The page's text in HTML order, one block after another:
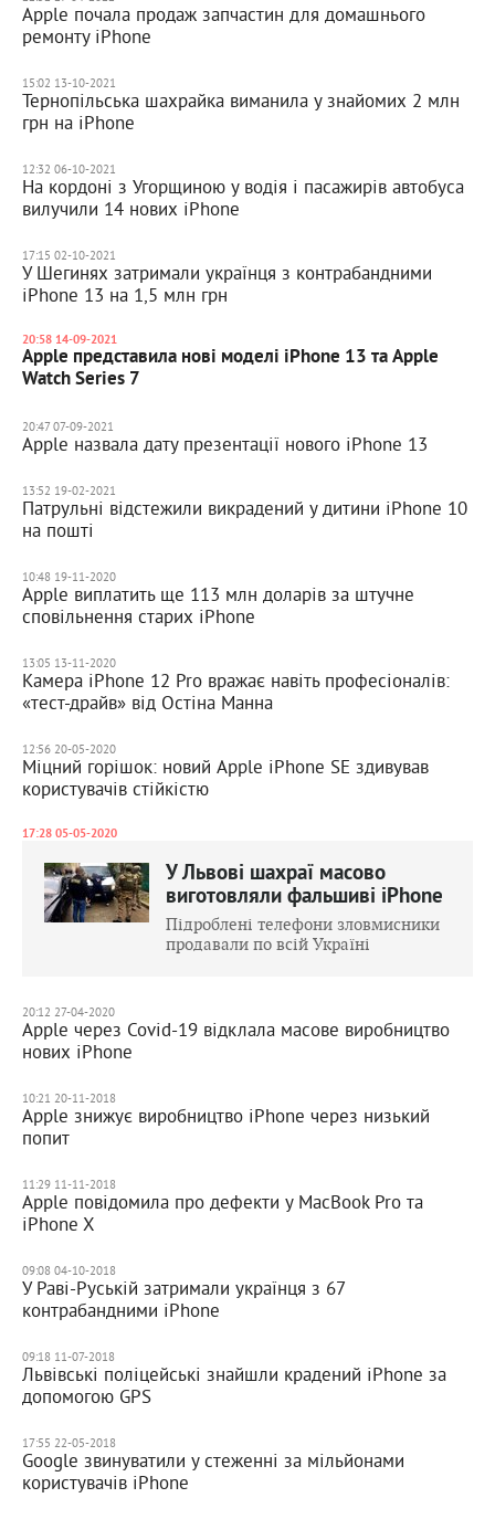
Apple почала продаж запчастин для домашнього
ремонту iPhone
15:02 13-10-2021
Тернопільська шахрайка виманила у знайомих 2 млн
грн на iPhone
12:32 06-10-2021
На кордоні з Угорщиною у водія і пасажирів автобуса
вилучили 14 нових iPhone
17:15 02-10-2021
У Шегинях затримали українця з контрабандними
iPhone 13 на 1,5 млн грн
20:58 14-09-2021
Apple представила нові моделі iPhone 13 та Apple
Watch Series 7
20:47 07-09-2021
Apple назвала дату презентації нового iPhone 13
13:52 19-02-2021
Патрульні відстежили викрадений у дитини iPhone 10
на пошті
10:48 19-11-2020
Apple виплатить ще 113 млн доларів за штучне
сповільнення старих iPhone
13:05 13-11-2020
Камера iPhone 12 Pro вражає навіть професіоналів:
«тест-драйв» від Остіна Манна
12:56 20-05-2020
Міцний горішок: новий Apple iPhone SE здивував
користувачів стійкістю
17:28 05-05-2020
У Львові шахраї масово
виготовляли фальшиві iPhone
Підроблені телефони зловмисники
продавали по всій Україні
20:12 27-04-2020
Apple через Covid-19 відклала масове виробництво
нових iPhone
10:21 20-11-2018
Apple знижує виробництво iPhone через низький
попит
11:29 11-11-2018
Apple повідомила про дефекти у MacBook Pro та
iPhone X
09:08 04-10-2018
У Раві-Руській затримали українця з 67
контрабандними iPhone
09:18 11-07-2018
Львівські поліцейські знайшли крадений iPhone за
допомогою GPS
17:55 22-05-2018
Google звинуватили у стеженні за мільйонами
користувачів iPhone